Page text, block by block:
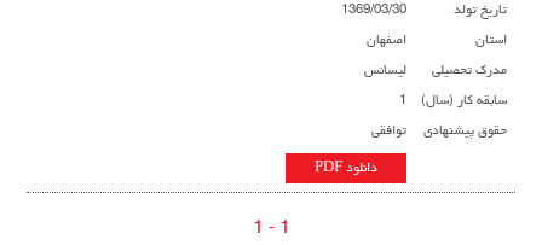
تاریخ تولد
1369/03/30
استان
اصفهان
مدرک تحصیلی
لیسانس
سابقه کار (سال)
1
حقوق پیشنهادی
توافقی
دانلود PDF
1 - 1